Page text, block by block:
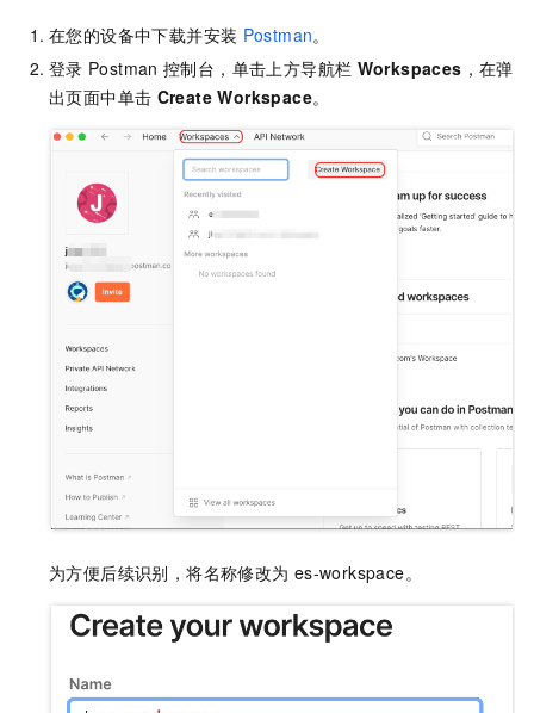
在您的设备中下载并安装 Postman。
登录 Postman 控制台，单击上方导航栏 Workspaces ，在弹
出页面中单击 Create Workspace。
为方便后续识别，将名称修改为 es-workspace。